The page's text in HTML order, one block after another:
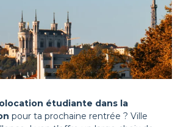
étudiante dans la
pour ta prochaine rentrée ? Ville